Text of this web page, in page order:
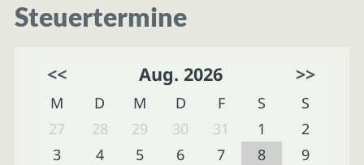
Steuertermine
<< Aug. 2026 >>
M D M D F S
S
27
28 29 30 31 1
2
3
4 5 6 7 8
9